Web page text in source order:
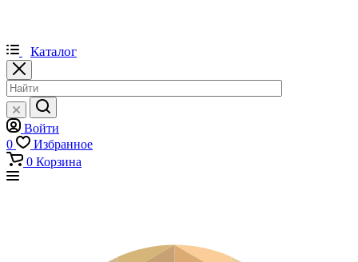
Каталог
Войти
0
Избранное
0 Корзина